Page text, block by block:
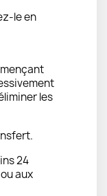
le en
les
24
aux